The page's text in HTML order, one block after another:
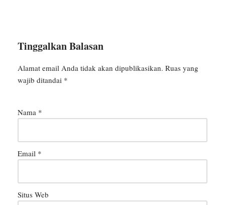
Tinggalkan Balasan
Alamat email Anda tidak akan dipublikasikan. Ruas yang
wajib ditandai *
Nama *
Email *
Situs Web